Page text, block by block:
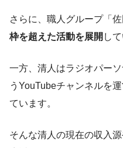
さらに、職人グループ「
枠を超えた活動を展開 し
一方、清人はラジオパー
うYouTubeチャンネルを運
ています。
そんな清人の現在の収入